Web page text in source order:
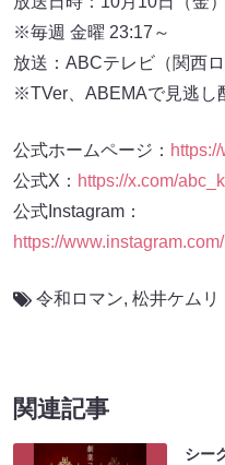
※毎週 金曜 23:17～
放送：ABCテレビ（関西ロ
※TVer、ABEMAで見逃し
公式ホームページ：
公式X： https://x.com/
公式Instagram：
https://
令和ロマン, 松井ケムリ
関連記事
シー